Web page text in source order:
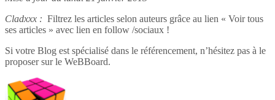
Cladxxx : Filtrez les articles selon auteurs grâce au lien « Voir tous
ses articles » avec lien en follow /sociaux !
Si votre Blog est spécialisé dans le référencement, n’hésitez pas à le
proposer sur le WeBBoard.